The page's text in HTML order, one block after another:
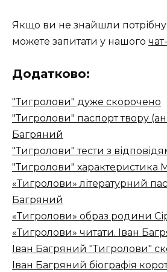
Якщо ви не знайшли потрібну
можете запитати у нашого
Додатково:
"Тигролови" дуже скорочено
"Тигролови" паспорт твору
Багряний
"Тигролови" тести з
"Тигролови" характеристика
«Тигролови» літературний
Багряний
«Тигролови» образ родини
«Тигролови» читати. Іван
Іван Багряний "Тигролови"
Іван Багряний біографія